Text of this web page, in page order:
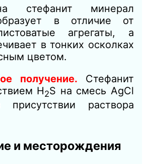
стефанит минерал
в отличие от
агрегаты, а
в тонких осколках
цветом.
получение. Стефанит
H2S на смесь AgCl
раствора
и месторождения